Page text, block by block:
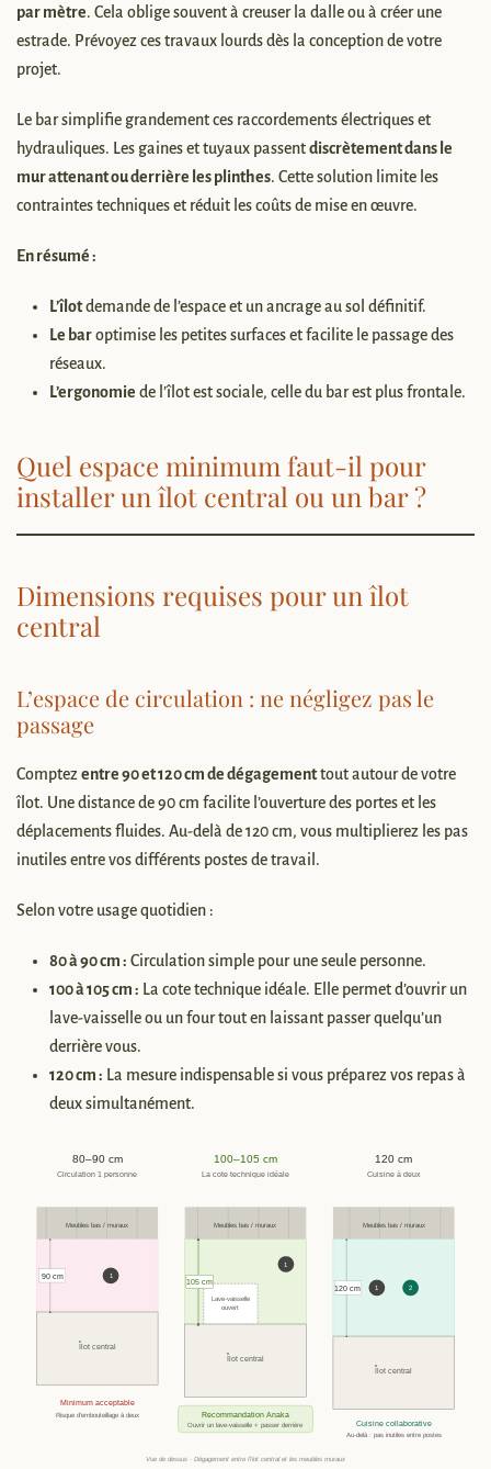
par mètre. Cela oblige souvent à creuser la dalle ou à créer une
estrade. Prévoyez ces travaux lourds dès la conception de votre
projet.
Le bar simplifie grandement ces raccordements électriques et
hydrauliques. Les gaines et tuyaux passentdiscrètement dans le
mur attenant ou derrière les plinthes. Cette solution limite les
contraintes techniques et réduit les coûts de mise en œuvre.
En résumé :
L’îlotdemande de l’espace et un ancrage au sol définitif.
Le baroptimise les petites surfaces et facilite le passage des
réseaux.
L’ergonomie de l’îlot est sociale, celle du bar est plus frontale.
Quel espace minimum faut-il pour
installer un îlot central ou un bar ?
Dimensions requises pour un îlot
central
L’espace de circulation : ne négligez pas le
passage
Comptez entre 90 et 120 cm de dégagementtout autour de votre
îlot. Une distance de 90 cm facilite l’ouverture des portes et les
déplacements fluides. Au-delà de 120 cm, vous multiplierez les pas
inutiles entre vos différents postes de travail.
Selon votre usage quotidien :
80 à 90 cm : Circulation simple pour une seule personne.
100 à 105 cm : La cote technique idéale. Elle permet d’ouvrir un
lave-vaisselle ou un four tout en laissant passer quelqu’un
derrière vous.
120 cm : La mesure indispensable si vous préparez vos repas à
deux simultanément.